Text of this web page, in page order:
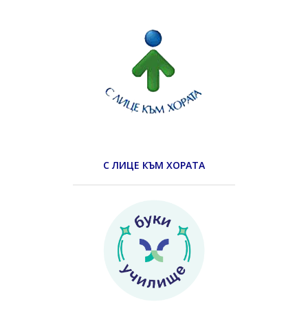
С ЛИЦЕ КЪМ ХОРАТА